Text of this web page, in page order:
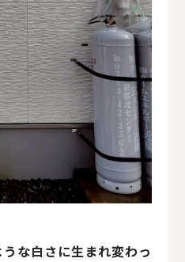
な白さに生まれ変わっ